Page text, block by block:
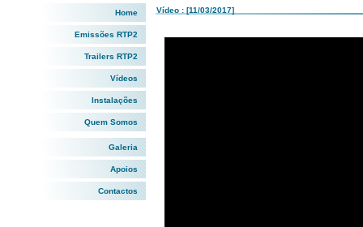
Home
Emissões RTP2
Trailers RTP2
Vídeos
Instalações
Quem Somos
Galeria
Apoios
Contactos
Vídeo : [11/03/2017]